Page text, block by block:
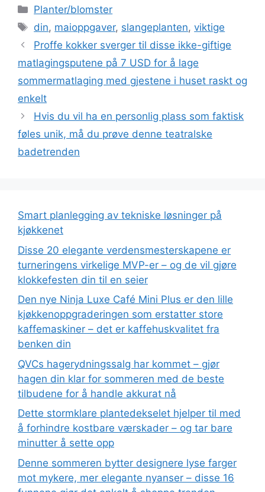
Categories
Planter/blomster
Tags
din, maioppgaver, slangeplanten,viktige
Proffe kokker sverger til disse ikke-giftige
matlagingsputene på 7 USD for å lage
sommermatlaging med gjestene i huset raskt og
enkelt
Hvis du vil ha en personlig plass som faktisk
føles unik, må du prøve denne teatralske
badetrenden
Smart planlegging av tekniske løsninger på
kjøkkenet
Disse 20 elegante verdensmesterskapene er
turneringens virkelige MVP-er – og de vil gjøre
klokkefesten din til en seier
Den nye Ninja Luxe Café Mini Plus er den lille
kjøkkenoppgraderingen som erstatter store
kaffemaskiner – det er kaffehuskvalitet fra
benken din
QVCs hagerydningssalg har kommet – gjør
hagen din klar for sommeren med de beste
tilbudene for å handle akkurat nå
Dette stormklare plantedekselet hjelper til med
å forhindre kostbare værskader – og tar bare
minutter å sette opp
Denne sommeren bytter designere lyse farger
mot mykere, mer elegante nyanser – disse 16